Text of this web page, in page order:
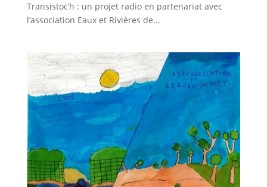
Transistoc’h : un projet radio en partenariat avec
l’association Eaux et Rivières de...